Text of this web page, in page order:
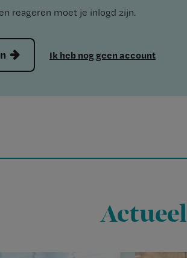
reageren moet je inlogd zijn.
Ik heb nog geen account
Actueel